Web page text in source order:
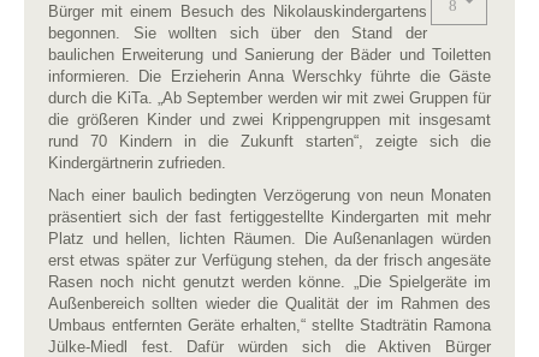
Bürger mit einem Besuch des Nikolauskindergartens
begonnen. Sie wollten sich über den Stand der
baulichen Erweiterung und Sanierung der Bäder und Toiletten
informieren. Die Erzieherin Anna Werschky führte die Gäste
durch die KiTa. „Ab September werden wir mit zwei Gruppen für
die größeren Kinder und zwei Krippengruppen mit insgesamt
rund 70 Kindern in die Zukunft starten“, zeigte sich die
Kindergärtnerin zufrieden.
Nach einer baulich bedingten Verzögerung von neun Monaten
präsentiert sich der fast fertiggestellte Kindergarten mit mehr
Platz und hellen, lichten Räumen. Die Außenanlagen würden
erst etwas später zur Verfügung stehen, da der frisch angesäte
Rasen noch nicht genutzt werden könne. „Die Spielgeräte im
Außenbereich sollten wieder die Qualität der im Rahmen des
Umbaus entfernten Geräte erhalten,“ stellte Stadträtin Ramona
Jülke-Miedl fest. Dafür würden sich die Aktiven Bürger